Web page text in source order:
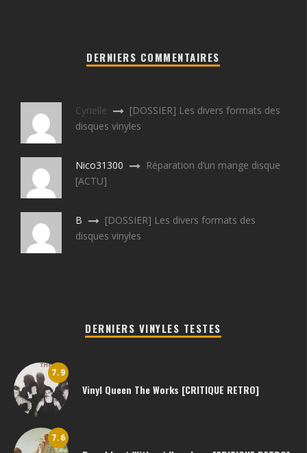
DERNIERS COMMENTAIRES
Cyrielle
[DOSSIER] Les divers formats des
disques vinyles
Nico31300
Réparation d’un mange disque
[ACTU]
B
[DOSSIER] Les divers formats des
disques vinyles
DERNIERS VINYLES TESTES
7.9
Vinyl Queen The Works [CRITIQUE RETRO]
7.6